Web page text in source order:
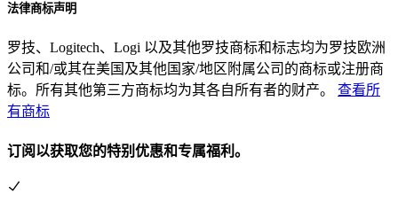
法律商标声明
罗技、Logitech、Logi 以及其他罗技商标和标志均为罗技欧洲
公司和/或其在美国及其他国家/地区附属公司的商标或注册商
标。所有其他第三方商标均为其各自所有者的财产。 查看所
有商标
订阅以获取您的特别优惠和专属福利。